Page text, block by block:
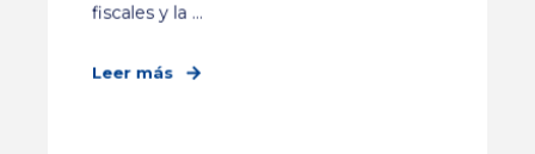
fiscales y la ...
Leer más